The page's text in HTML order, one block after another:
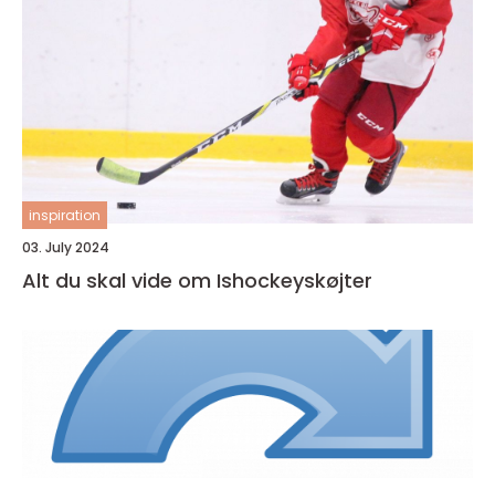
inspiration
03. July 2024
Alt du skal vide om Ishockeyskøjter